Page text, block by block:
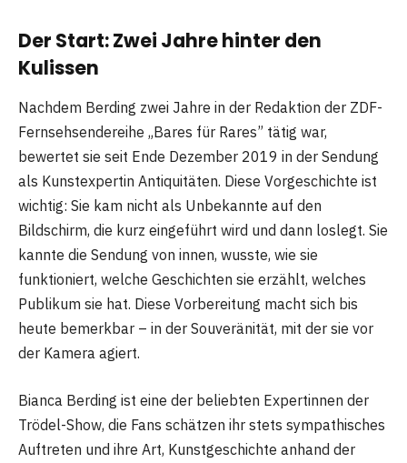
Der Start: Zwei Jahre hinter den
Kulissen
Nachdem Berding zwei Jahre in der Redaktion der ZDF-
Fernsehsendereihe „Bares für Rares” tätig war,
bewertet sie seit Ende Dezember 2019 in der Sendung
als Kunstexpertin Antiquitäten. Diese Vorgeschichte ist
wichtig: Sie kam nicht als Unbekannte auf den
Bildschirm, die kurz eingeführt wird und dann loslegt. Sie
kannte die Sendung von innen, wusste, wie sie
funktioniert, welche Geschichten sie erzählt, welches
Publikum sie hat. Diese Vorbereitung macht sich bis
heute bemerkbar – in der Souveränität, mit der sie vor
der Kamera agiert.
Bianca Berding ist eine der beliebten Expertinnen der
Trödel-Show, die Fans schätzen ihr stets sympathisches
Auftreten und ihre Art, Kunstgeschichte anhand der